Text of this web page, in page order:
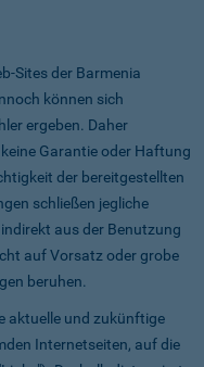
Sites der Barmenia
können sich
ergeben. Daher
Garantie oder Haftung
der bereitgestellten
schließen jegliche
aus der Benutzung
auf Vorsatz oder grobe
beruhen.
aktuelle und zukünftige
Internetseiten, auf die